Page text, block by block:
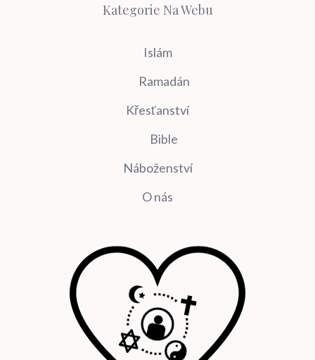
Kategorie Na Webu
Islám
Ramadán
Křesťanství
Bible
Náboženství
O nás